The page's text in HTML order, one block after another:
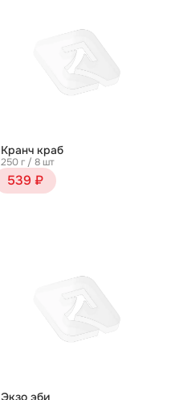
Кранч краб
250 г / 8 шт
539 ₽
Экзо эби